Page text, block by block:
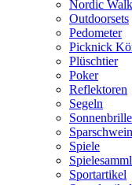
Nordic
Outdoorsets
Pedometer
Picknick
Plüschtier
Poker
Reflektoren
Segeln
Sparschwein
Spiele
Sportartikel